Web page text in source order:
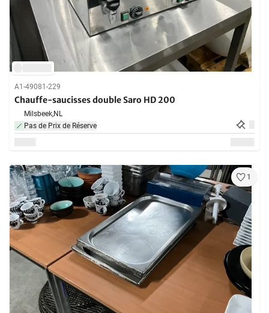
A1-49081-229
Chauffe-saucisses double Saro HD 200
Milsbeek,NL
Pas de Prix de Réserve
1